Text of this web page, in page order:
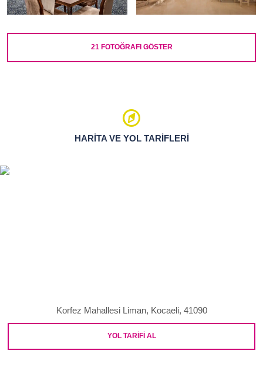
21FOTOĞRAFI GÖSTER
HARITA VE YOL TARIFLERI
Korfez Mahallesi Liman, Kocaeli, 41090
YOL TARIFI AL